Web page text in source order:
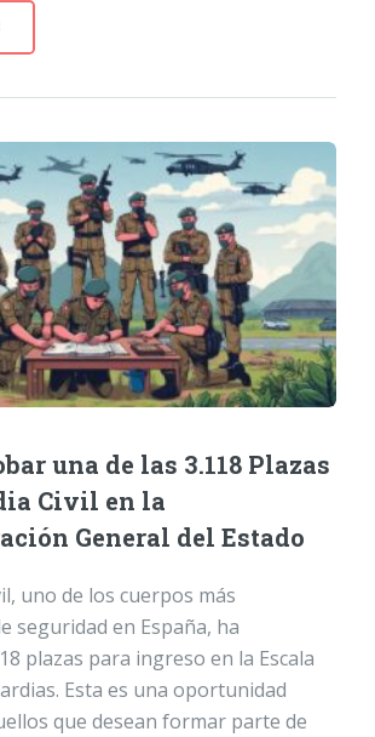
una de las 3.118 Plazas
Civil en la
General del Estado
uno de los cuerpos más
seguridad en España, ha
plazas para ingreso en la Escala
Esta es una oportunidad
que desean formar parte de